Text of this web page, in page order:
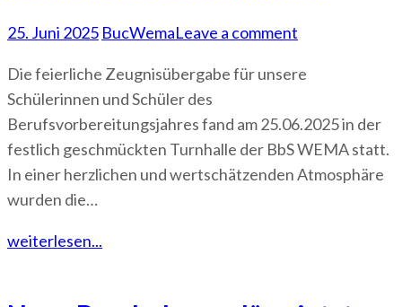
25. Juni 2025 BucWemaLeave a comment
Die feierliche Zeugnisübergabe für unsere
Schülerinnen und Schüler des
Berufsvorbereitungsjahres fand am 25.06.2025 in der
festlich geschmückten Turnhalle der BbS WEMA statt.
In einer herzlichen und wertschätzenden Atmosphäre
wurden die…
weiterlesen...